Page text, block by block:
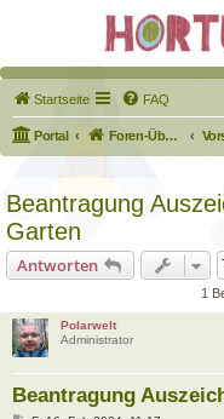
Startseite FAQ
Portal Foren-Übersicht
Beantragung
Garten
Antworten
1
Polarwelt
Administrator
Beantragung